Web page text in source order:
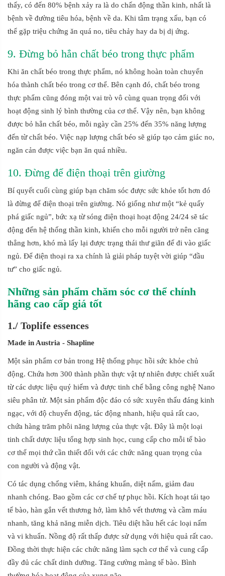
thấy, có đến 80% bệnh xảy ra là do chấn động thần kinh, nhất là
bệnh về đường tiêu hóa, bệnh về da. Khi tâm trạng xấu, bạn có
thể gặp triệu chứng ăn quá no, tiêu chảy hay da bị dị ứng.
9. Đừng bỏ hẳn chất béo trong thực phẩm
Khi ăn chất béo trong thực phẩm, nó không hoàn toàn chuyển
hóa thành chất béo trong cơ thể. Bên cạnh đó, chất béo trong
thực phẩm cũng đóng một vai trò vô cùng quan trọng đối với
hoạt động sinh lý bình thường của cơ thể. Vậy nên, bạn không
được bỏ hẳn chất béo, mỗi ngày cần 25% đến 35% năng lượng
đến từ chất béo. Việc nạp lượng chất béo sẽ giúp tạo cảm giác no,
ngăn cản được việc bạn ăn quá nhiều.
10. Đừng để điện thoại trên giường
Bí quyết cuối cùng giúp bạn chăm sóc được sức khỏe tốt hơn đó
là đừng để điện thoại trên giường. Nó giống như một “kẻ quấy
phá giấc ngủ”, bức xạ từ sóng điện thoại hoạt động 24/24 sẽ tác
động đến hệ thống thần kinh, khiến cho mỗi người trở nên căng
thẳng hơn, khó mà lấy lại được trạng thái thư giãn để đi vào giấc
ngủ. Để điện thoại ra xa chính là giải pháp tuyệt vời giúp “đầu
tư” cho giấc ngủ.
Những sản phẩm chăm sóc cơ thể chính
hãng cao cấp giá tốt
1./ Toplife essences
Made in Austria - Shapline
Một sản phẩm cơ bản trong Hệ thống phục hồi sức khỏe chủ
động. Chứa hơn 300 thành phần thực vật tự nhiên được chiết xuất
từ các dược liệu quý hiếm và được tinh chế bằng công nghệ Nano
siêu phân tử. Một sản phẩm độc đáo có sức xuyên thấu đáng kinh
ngạc, với độ chuyển động, tác động nhanh, hiệu quả rất cao,
chứa hàng trăm phôi năng lượng của thực vật. Đây là một loại
tinh chất dược liệu tổng hợp sinh học, cung cấp cho mỗi tế bào
cơ thể mọi thứ cần thiết đối với các chức năng quan trọng của
con người và động vật.
Có tác dụng chống viêm, kháng khuẩn, diệt nấm, giảm đau
nhanh chóng. Bao gồm các cơ chế tự phục hồi. Kích hoạt tái tạo
tế bào, hàn gắn vết thương hở, làm khô vết thương và cầm máu
nhanh, tăng khả năng miễn dịch. Tiêu diệt hầu hết các loại nấm
và vi khuẩn. Nồng độ rất thấp được sử dụng với hiệu quả rất cao.
Đồng thời thực hiện các chức năng làm sạch cơ thể và cung cấp
đầy đủ các chất dinh dưỡng. Tăng cường màng tế bào. Bình